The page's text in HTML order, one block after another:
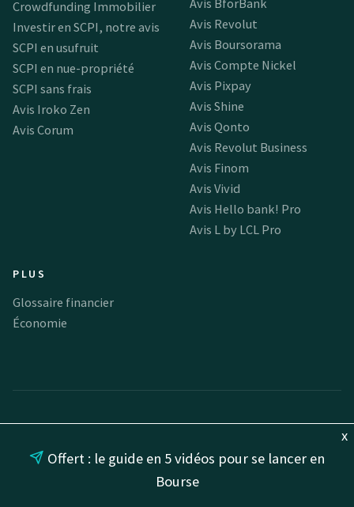
x
Offert : le guide en 5 vidéos pour se lancer en
Bourse
Crowdfunding Immobilier
Investir en SCPI, notre avis
SCPI en usufruit
SCPI en nue-propriété
SCPI sans frais
Avis Iroko Zen
Avis Corum
Avis BforBank
Avis Revolut
Avis Boursorama
Avis Compte Nickel
Avis Pixpay
Avis Shine
Avis Qonto
Avis Revolut Business
Avis Finom
Avis Vivid
Avis Hello bank! Pro
Avis L by LCL Pro
PLUS
Glossaire financier
Économie
Les articles, conseils, commentaires et opinions formulés